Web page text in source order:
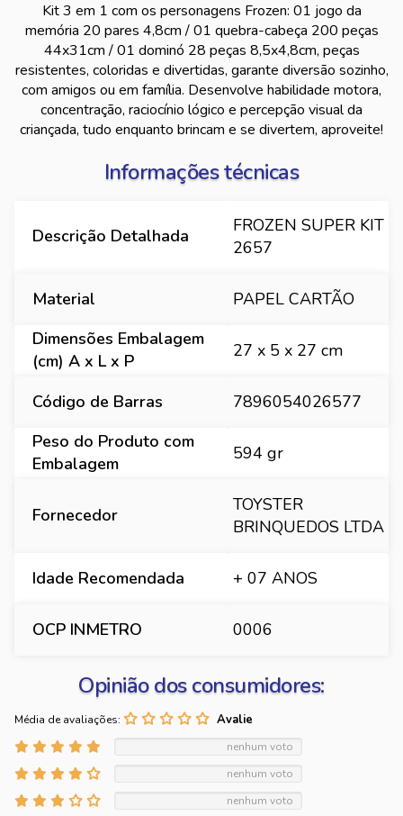
Kit 3 em 1 com os personagens Frozen: 01 jogo da
memória 20 pares 4,8cm / 01 quebra-cabeça 200 peças
44x31cm / 01 dominó 28 peças 8,5x4,8cm, peças
resistentes, coloridas e divertidas, garante diversão sozinho,
com amigos ou em família. Desenvolve habilidade motora,
concentração, raciocínio lógico e percepção visual da
criançada, tudo enquanto brincam e se divertem, aproveite!
Informações técnicas
Descrição Detalhada
FROZEN SUPER KIT
2657
Material
PAPEL CARTÃO
Dimensões Embalagem
(cm) A x L x P
27 x 5 x 27 cm
Código de Barras
7896054026577
Peso do Produto com
Embalagem
594 gr
Fornecedor
TOYSTER
BRINQUEDOS LTDA
Idade Recomendada + 07 ANOS
OCP INMETRO 0006
Opinião dos consumidores:
Média de avaliações:
nenhum voto
nenhum voto
nenhum voto